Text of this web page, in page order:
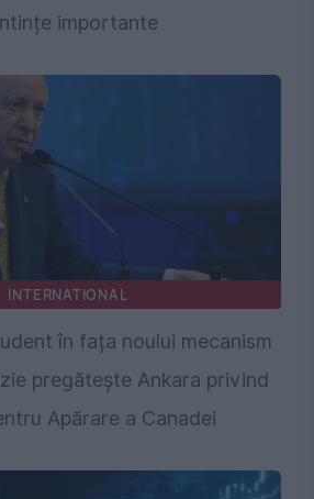
importante
INTERNATIONAL
în fața noului mecanism
pregătește Ankara privind
Apărare a Canadei